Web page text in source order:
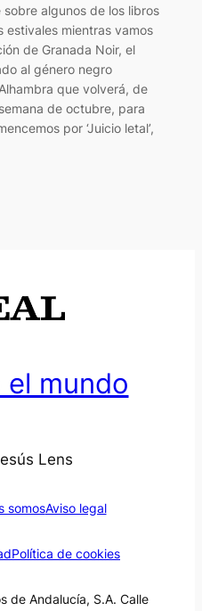
algunos de los libros
estivales mientras vamos
de Granada Noir, el
al género negro
que volverá, de
de octubre, para
por ‘Juicio letal’,
el mundo
Lens
somosAviso legal
Política de cookies
de Andalucía, S.A. Calle